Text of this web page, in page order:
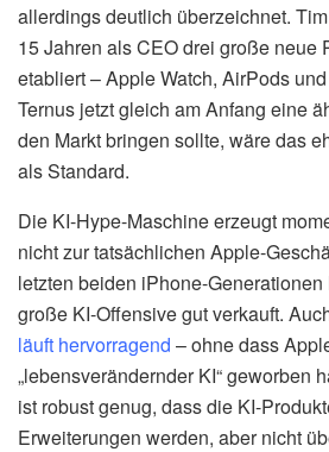
allerdings deutlich überzeichnet.
15 Jahren als CEO drei große neue
etabliert – Apple Watch, AirPods
Ternus jetzt gleich am Anfang eine
den Markt bringen sollte, wäre das
als Standard.
Die KI-Hype-Maschine erzeugt
nicht zur tatsächlichen Apple-
letzten beiden iPhone-
große KI-Offensive gut verkauft.
läuft hervorragend – ohne dass
„lebensverändernder KI“ geworben
ist robust genug, dass die KI-
Erweiterungen werden, aber nicht